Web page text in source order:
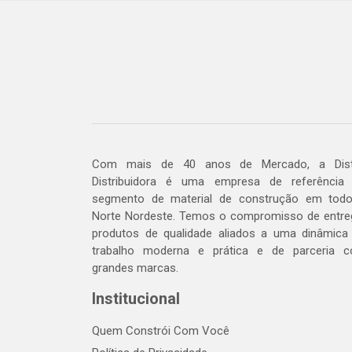
Com mais de 40 anos de Mercado, a
Distribuidora é uma empresa de referência
segmento de material de construção em
Norte Nordeste. Temos o compromisso de
produtos de qualidade aliados a uma
trabalho moderna e prática e de parceria
grandes marcas.
Institucional
Quem Constrói Com Você